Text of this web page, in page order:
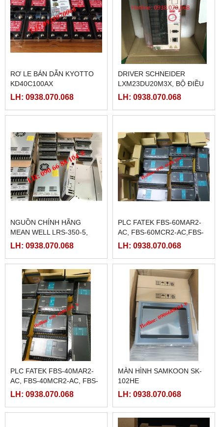
RƠ LE BÁN DẪN KYOTTO
KD40C100AX
LH: 0938.070.068
DRIVER SCHNEIDER
LXM23DU20M3X, BỘ ĐIỀU
KHIỂN SERVO
LH: 0938.070.068
NGUỒN CHÍNH HÃNG
MEAN WELL LRS-350-5,
LRS-350-12, LRS-350-24,
LH: 0938.070.068
PLC FATEK FBS-60MAR2-
AC, FBS-60MCR2-AC,FBS-
60MAT2-AC, FBS-60MCT2-
LH: 0938.070.068
PLC FATEK FBS-40MAR2-
AC, FBS-40MCR2-AC, FBS-
40MCRT-AC, FBS-40MART-
LH: 0938.070.068
MÀN HÌNH SAMKOON SK-
102HE
LH: 0938.070.068